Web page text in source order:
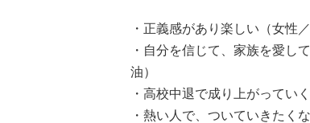
・正義感があり楽しい（女性
・自分を信じて、家族を愛し
油）
・高校中退で成り上がってい
・熱い人で、ついていきたく